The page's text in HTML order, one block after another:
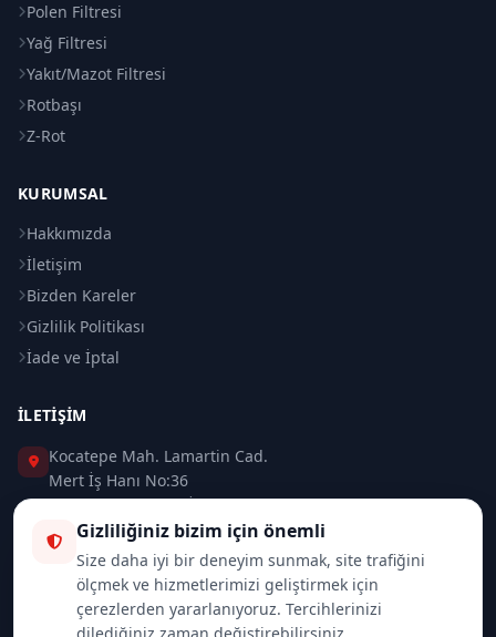
Polen Filtresi
Yağ Filtresi
Yakıt/Mazot Filtresi
Rotbaşı
Z-Rot
KURUMSAL
Hakkımızda
İletişim
Bizden Kareler
Gizlilik Politikası
İade ve İptal
İLETIŞIM
Kocatepe Mah. Lamartin Cad.
Mert İş Hanı No:36
Taksim / Beyoğlu / İSTANBUL
0 (212) 235 37 83
0 (532) 418 08 46
Gizliliğiniz bizim için önemli
Size daha iyi bir deneyim sunmak, site trafiğini
ölçmek ve hizmetlerimizi geliştirmek için
çerezlerden yararlanıyoruz. Tercihlerinizi